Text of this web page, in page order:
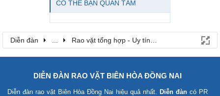
CÓ THỂ BẠN QUAN TÂM
Diễn đàn Rao vặt tổng hợp - Uy tín - Miễn phí
DIỄN ĐÀN RAO VẶT BIÊN HÒA ĐỒNG NAI
Diễn đàn rao vặt Biên Hòa Đồng Nai hiệu quả nhất. Diễn đàn có PR